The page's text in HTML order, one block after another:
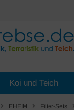
Koi und Teich
EHEIM Filter-Sets